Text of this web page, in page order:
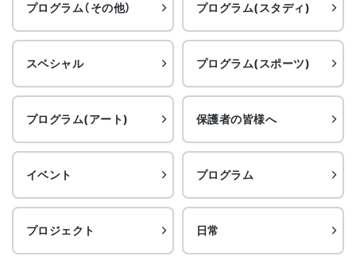
プログラム（その他） プログラム(スタディ)
スペシャル プログラム(スポーツ)
プログラム(アート) 保護者の皆様へ
イベント プログラム
プロジェクト 日常